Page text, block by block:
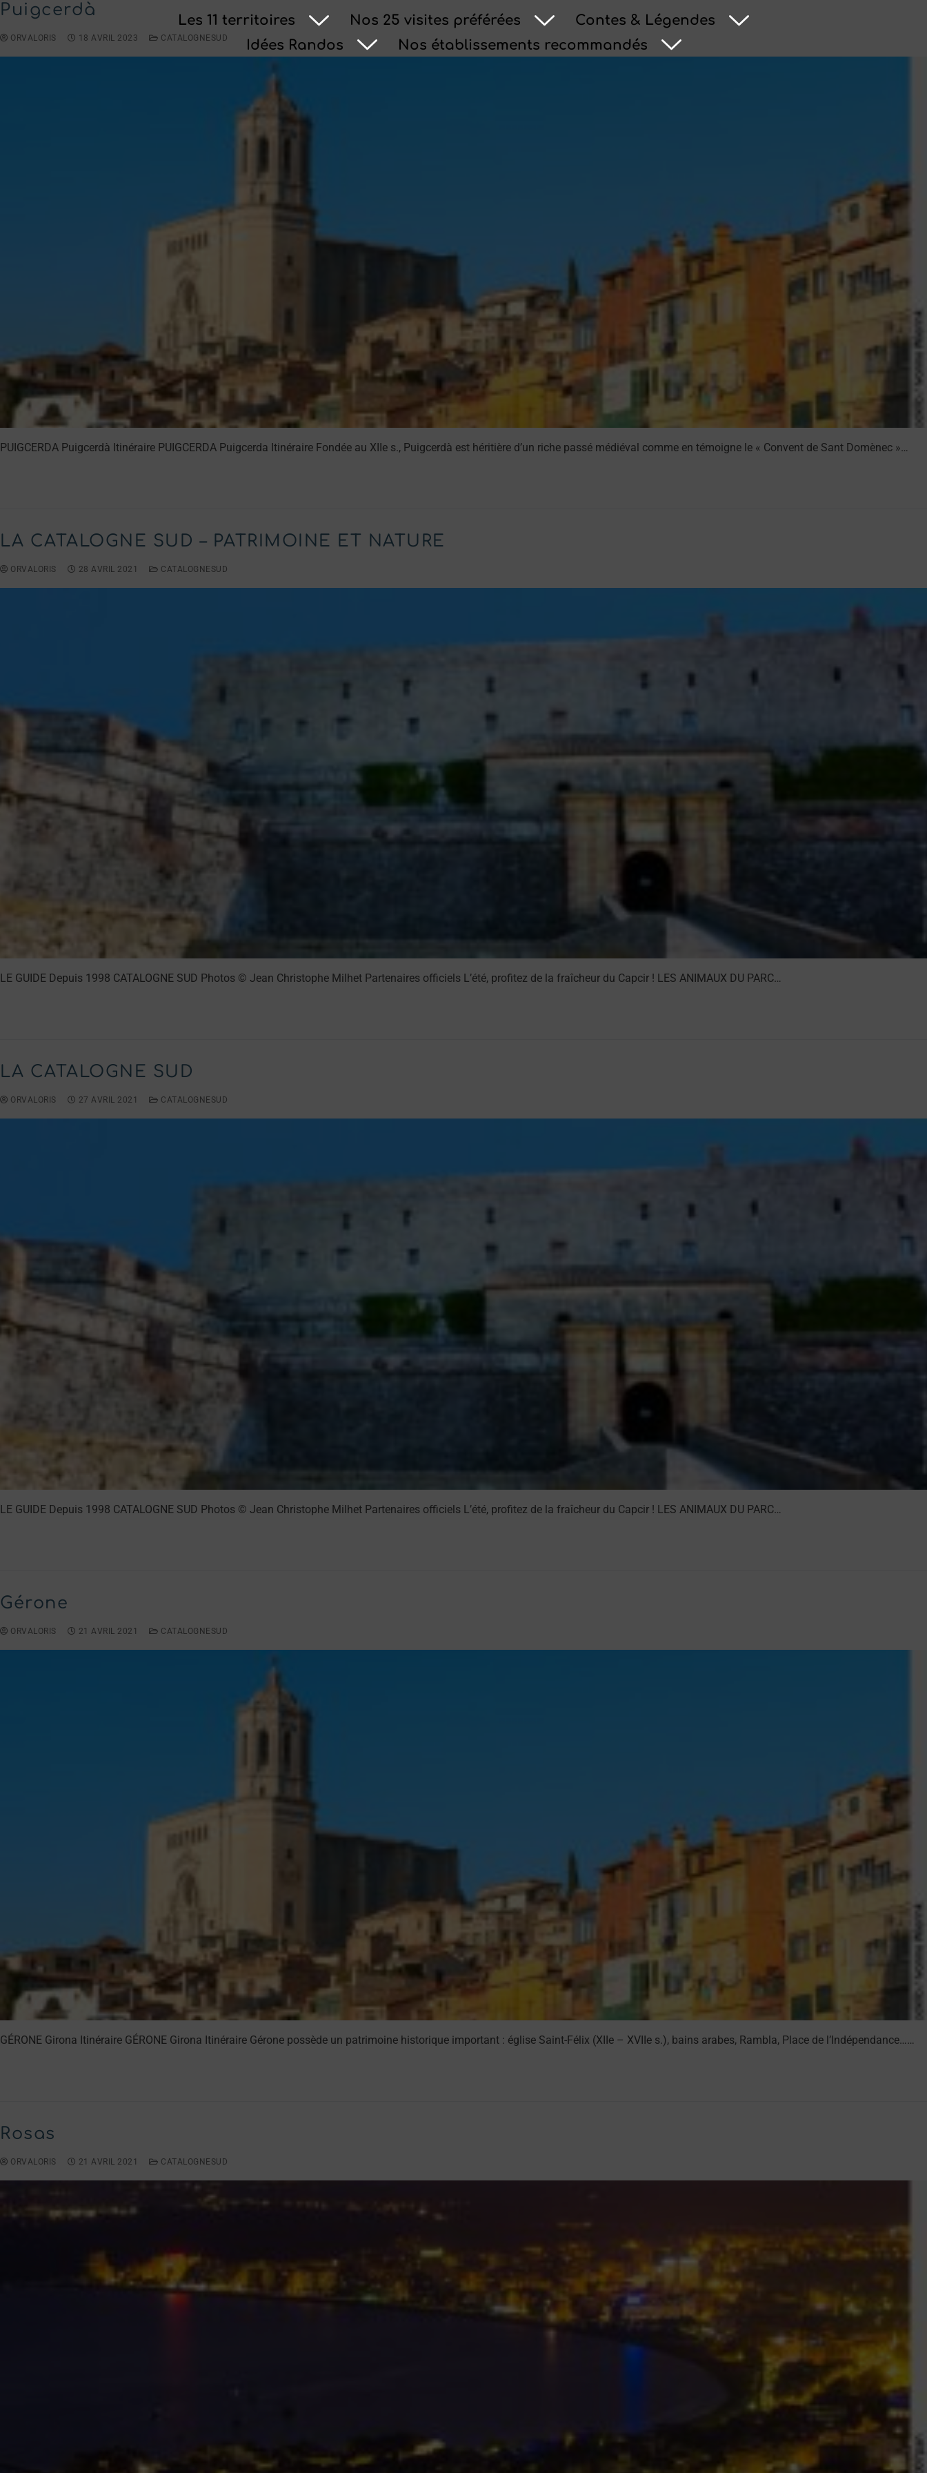
Les 11 territoires Nos 25 visites préférées
Contes & Légendes
Idées Randos
Nos établissements recommandés
Puigcerdà
ORVALORIS 18 AVRIL 2023 CATALOGNESUD
PUIGCERDA Puigcerdà Itinéraire PUIGCERDA Puigcerda Itinéraire Fondée au XIIe s., Puigcerdà est héritière d’un riche passé médiéval comme en témoigne le « Convent de Sant Domènec »…
LA CATALOGNE SUD – PATRIMOINE ET NATURE
ORVALORIS 28 AVRIL 2021 CATALOGNESUD
LE GUIDE Depuis 1998 CATALOGNE SUD Photos © Jean Christophe Milhet Partenaires officiels L’été, profitez de la fraîcheur du Capcir ! LES ANIMAUX DU PARC…
LA CATALOGNE SUD
ORVALORIS 27 AVRIL 2021 CATALOGNESUD
LE GUIDE Depuis 1998 CATALOGNE SUD Photos © Jean Christophe Milhet Partenaires officiels L’été, profitez de la fraîcheur du Capcir ! LES ANIMAUX DU PARC…
Gérone
ORVALORIS 21 AVRIL 2021 CATALOGNESUD
GÉRONE Girona Itinéraire GÉRONE Girona Itinéraire Gérone possède un patrimoine historique important : église Saint-Félix (XIIe – XVIIe s.), bains arabes, Rambla, Place de l’Indépendance……
Rosas
ORVALORIS 21 AVRIL 2021 CATALOGNESUD